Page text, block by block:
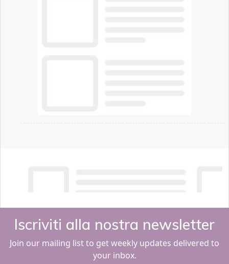
Iscriviti alla nostra newsletter
Join our mailing list to get weekly updates delivered to
your inbox.